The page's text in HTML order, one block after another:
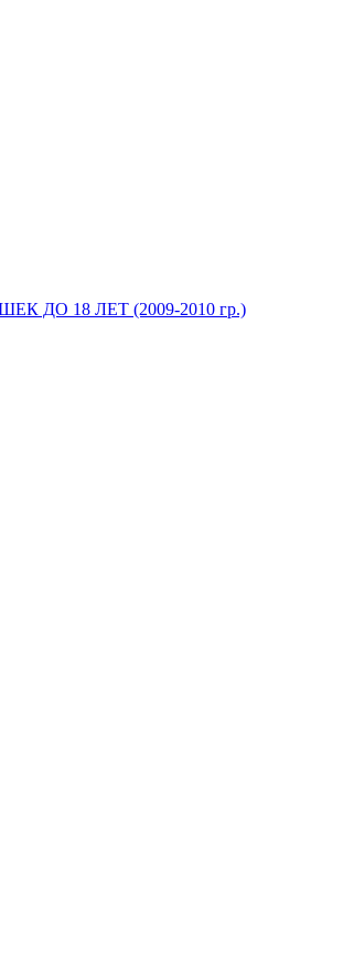
ДО 18 ЛЕТ (2009-2010 гр.)